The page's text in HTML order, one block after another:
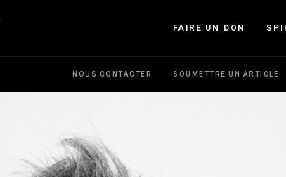
FAIRE UN DON
NOUS CONTACTER SOUMETTRE UN ARTICLE